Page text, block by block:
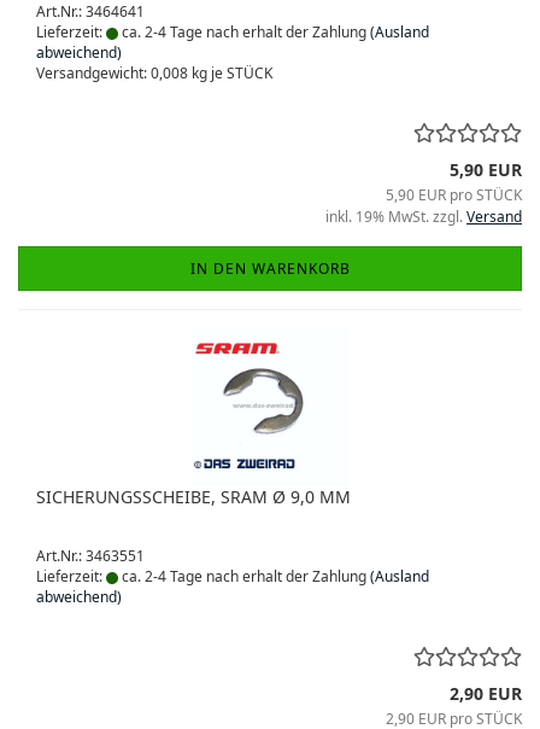
Art.Nr.: 3464641
Lieferzeit:
ca. 2-4 Tage nach erhalt der Zahlung(Ausland
abweichend)
Versandgewicht:0,008 kg je STÜCK
5,90 EUR
5,90 EUR pro STÜCK
inkl. 19% MwSt. zzgl.Versand
IN DEN WARENKORB
SICHERUNGSSCHEIBE, SRAM Ø 9,0 MM
Art.Nr.: 3463551
Lieferzeit:
ca. 2-4 Tage nach erhalt der Zahlung(Ausland
abweichend)
2,90 EUR
2,90 EUR pro STÜCK